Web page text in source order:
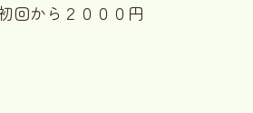
回から２０００円